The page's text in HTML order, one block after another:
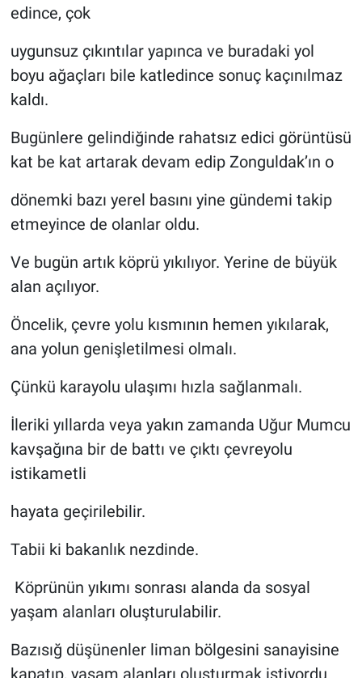
edince, çok
uygunsuz çıkıntılar yapınca ve buradaki yol
boyu ağaçları bile katledince sonuç kaçınılmaz
kaldı.
Bugünlere gelindiğinde rahatsız edici görüntüsü
kat be kat artarak devam edip Zonguldak’ın o
dönemki bazı yerel basını yine gündemi takip
etmeyince de olanlar oldu.
Ve bugün artık köprü yıkılıyor. Yerine de büyük
alan açılıyor.
Öncelik, çevre yolu kısmının hemen yıkılarak,
ana yolun genişletilmesi olmalı.
Çünkü karayolu ulaşımı hızla sağlanmalı.
İleriki yıllarda veya yakın zamanda Uğur Mumcu
kavşağına bir de battı ve çıktı çevreyolu
istikametli
hayata geçirilebilir.
Tabii ki bakanlık nezdinde.
Köprünün yıkımı sonrası alanda da sosyal
yaşam alanları oluşturulabilir.
Bazısığ düşünenler liman bölgesini sanayisine